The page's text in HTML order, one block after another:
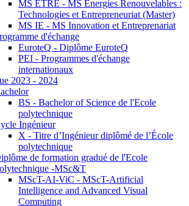
MS ETRE - MS Energies Renouvelables :
Technologies et Entrepreneuriat (Master)
MS IE - MS Innovation et Entreprenariat
d'échange
EuroteQ - Diplôme EuroteQ
PEI - Programmes d'échange
internationaux
2023 - 2024
BS - Bachelor of Science de l'Ecole
polytechnique
Ingénieur
X - Titre d’Ingénieur diplômé de l’École
polytechnique
de formation gradué de l'Ecole
-MSc&T
MScT-AI-ViC - MScT-Artificial
Intelligence and Advanced Visual
Computing